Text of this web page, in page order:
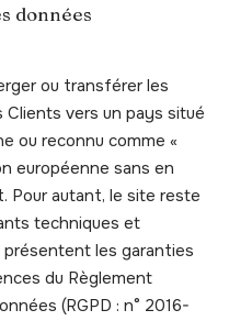
données
ou transférer les
vers un pays situé
ou reconnu comme «
européenne sans en
Pour autant, le site reste
techniques et
présentent les garanties
du Règlement
(RGPD : n° 2016-